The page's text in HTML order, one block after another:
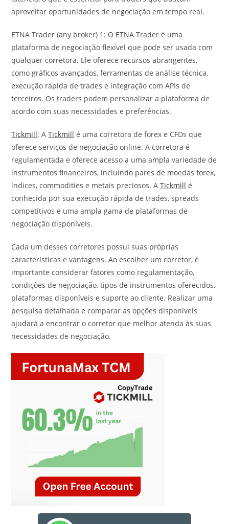
aproveitar oportunidades de negociação em tempo real.
ETNA Trader (any broker) 1: O ETNA Trader é uma
plataforma de negociação flexível que pode ser usada com
qualquer corretora. Ele oferece recursos abrangentes,
como gráficos avançados, ferramentas de análise técnica,
execução rápida de trades e integração com APIs de
terceiros. Os traders podem personalizar a plataforma de
acordo com suas necessidades e preferências.
Tickmill: ATickmill é uma corretora de forex e CFDs que
oferece serviços de negociação online. A corretora é
regulamentada e oferece acesso a uma ampla variedade de
instrumentos financeiros, incluindo pares de moedas forex,
índices, commodities e metais preciosos. ATickmill é
conhecida por sua execução rápida de trades, spreads
competitivos e uma ampla gama de plataformas de
negociação disponíveis.
Cada um desses corretores possui suas próprias
características e vantagens. Ao escolher um corretor, é
importante considerar fatores como regulamentação,
condições de negociação, tipos de instrumentos oferecidos,
plataformas disponíveis e suporte ao cliente. Realizar uma
pesquisa detalhada e comparar as opções disponíveis
ajudará a encontrar o corretor que melhor atenda às suas
necessidades de negociação.